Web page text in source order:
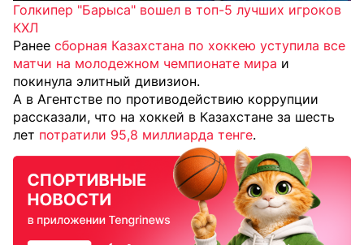
Голкипер "Барыса" вошел в топ-5 лучших игроков
КХЛ
Ранее сборная Казахстана по хоккею уступила все
матчи на молодежном чемпионате мира и
покинула элитный дивизион.
А в Агентстве по противодействию коррупции
рассказали, что на хоккей в Казахстане за шесть
лет потратили 95,8 миллиарда тенге.